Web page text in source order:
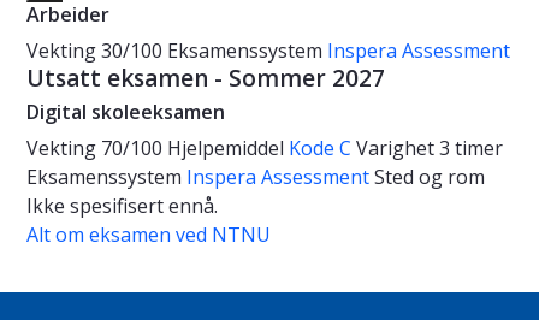
Arbeider
Vekting30/100 Eksamenssystem Inspera Assessment
Utsatt eksamen - Sommer 2027
Digital skoleeksamen
Vekting 70/100 Hjelpemiddel Kode C Varighet3 timer
Eksamenssystem Inspera AssessmentSted og rom
Ikke spesifisert ennå.
Alt om eksamen ved NTNU